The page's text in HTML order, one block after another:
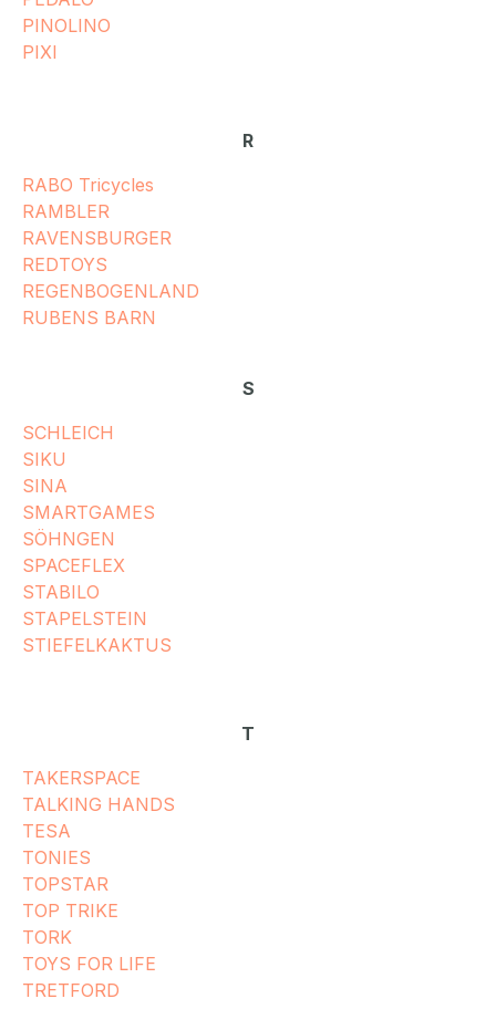
PINOLINO
PIXI
R
RABO Tricycles
RAMBLER
RAVENSBURGER
REDTOYS
REGENBOGENLAND
RUBENS BARN
S
SCHLEICH
SIKU
SINA
SMARTGAMES
SÖHNGEN
SPACEFLEX
STABILO
STAPELSTEIN
STIEFELKAKTUS
T
TAKERSPACE
TALKING HANDS
TESA
TONIES
TOPSTAR
TOP TRIKE
TORK
TOYS FOR LIFE
TRETFORD